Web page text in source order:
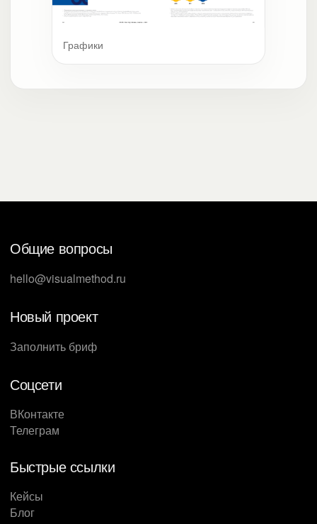
Графики
Общие вопросы
hello@visualmethod.ru
Новый проект
Заполнить бриф
Соцсети
ВКонтакте
Телеграм
Быстрые ссылки
Кейсы
Блог